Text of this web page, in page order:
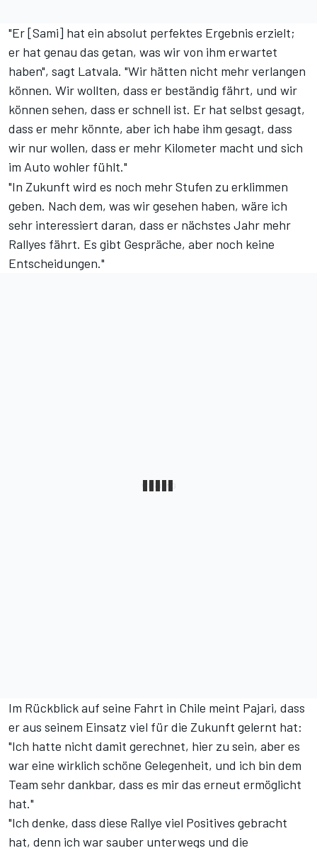
"Er [Sami] hat ein absolut perfektes Ergebnis erzielt;
er hat genau das getan, was wir von ihm erwartet
haben", sagt Latvala. "Wir hätten nicht mehr verlangen
können. Wir wollten, dass er beständig fährt, und wir
können sehen, dass er schnell ist. Er hat selbst gesagt,
dass er mehr könnte, aber ich habe ihm gesagt, dass
wir nur wollen, dass er mehr Kilometer macht und sich
im Auto wohler fühlt."
"In Zukunft wird es noch mehr Stufen zu erklimmen
geben. Nach dem, was wir gesehen haben, wäre ich
sehr interessiert daran, dass er nächstes Jahr mehr
Rallyes fährt. Es gibt Gespräche, aber noch keine
Entscheidungen."
Im Rückblick auf seine Fahrt in Chile meint Pajari, dass
er aus seinem Einsatz viel für die Zukunft gelernt hat:
"Ich hatte nicht damit gerechnet, hier zu sein, aber es
war eine wirklich schöne Gelegenheit, und ich bin dem
Team sehr dankbar, dass es mir das erneut ermöglicht
hat."
"Ich denke, dass diese Rallye viel Positives gebracht
hat, denn ich war sauber unterwegs und die